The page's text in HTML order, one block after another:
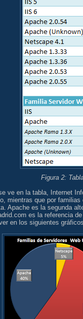
Figura 2:
ve en la tabla, Internet
mientras que por
Apache es la segunda
es la referencia
en los siguientes